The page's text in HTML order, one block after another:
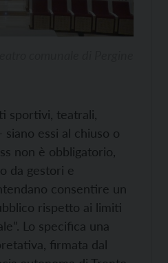
sportivi, teatrali,
essi al chiuso o
non è obbligatorio,
da gestori e
consentire un
rispetto ai limiti
Lo specifica una
firmata dal